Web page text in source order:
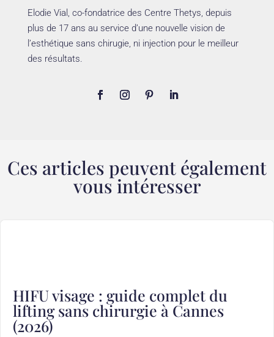
Elodie Vial, co-fondatrice des Centre Thetys, depuis
plus de 17 ans au service d’une nouvelle vision de
l’esthétique sans chirugie, ni injection pour le meilleur
des résultats.
Ces articles peuvent également
vous intéresser
HIFU visage : guide complet du
lifting sans chirurgie à Cannes
(2026)